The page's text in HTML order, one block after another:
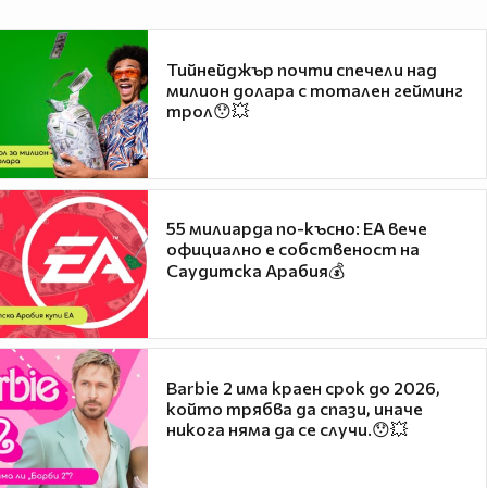
Тийнейджър почти спечели над
милион долара с тотален гейминг
трол😯💥
55 милиарда по-късно: EA вече
официално е собственост на
Саудитска Арабия💰
Barbie 2 има краен срок до 2026,
който трябва да спази, иначе
никога няма да се случи.😯💥